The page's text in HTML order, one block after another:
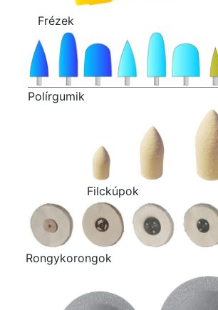
Frézek
Polírgumik
Filckúpok
Rongykorongok